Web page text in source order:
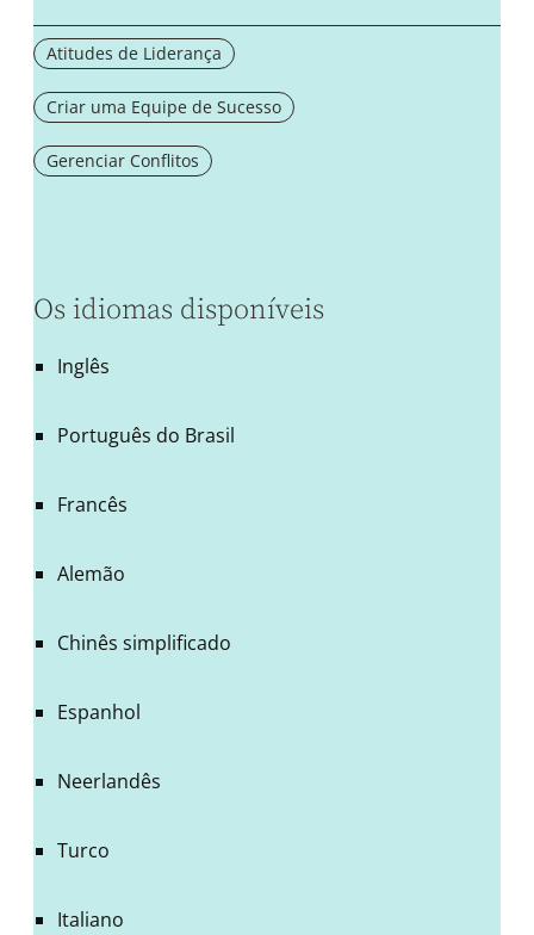
Atitudes de Liderança
Criar uma Equipe de Sucesso
Gerenciar Conflitos
Os idiomas disponíveis
Inglês
Português do Brasil
Francês
Alemão
Chinês simplificado
Espanhol
Neerlandês
Turco
Italiano